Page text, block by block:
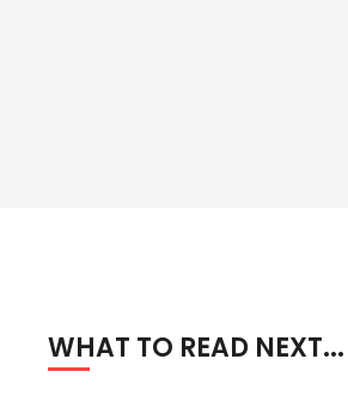
WHAT TO READ NEXT...